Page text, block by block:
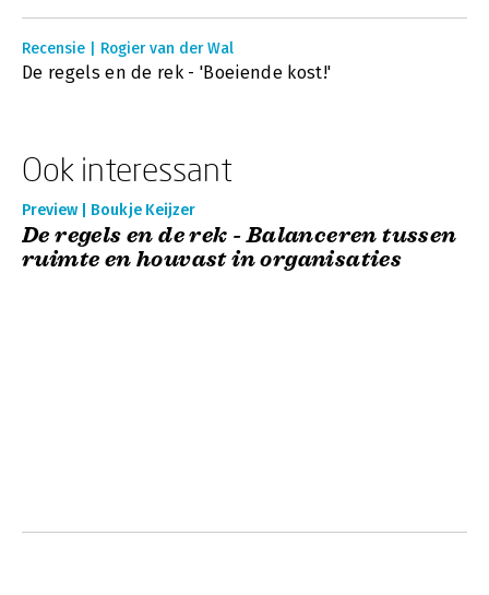
Recensie | Rogier van der Wal
De regels en de rek - 'Boeiende kost!'
Ook interessant
Preview | Boukje Keijzer
De regels en de rek - Balanceren tussen
ruimte en houvast in organisaties